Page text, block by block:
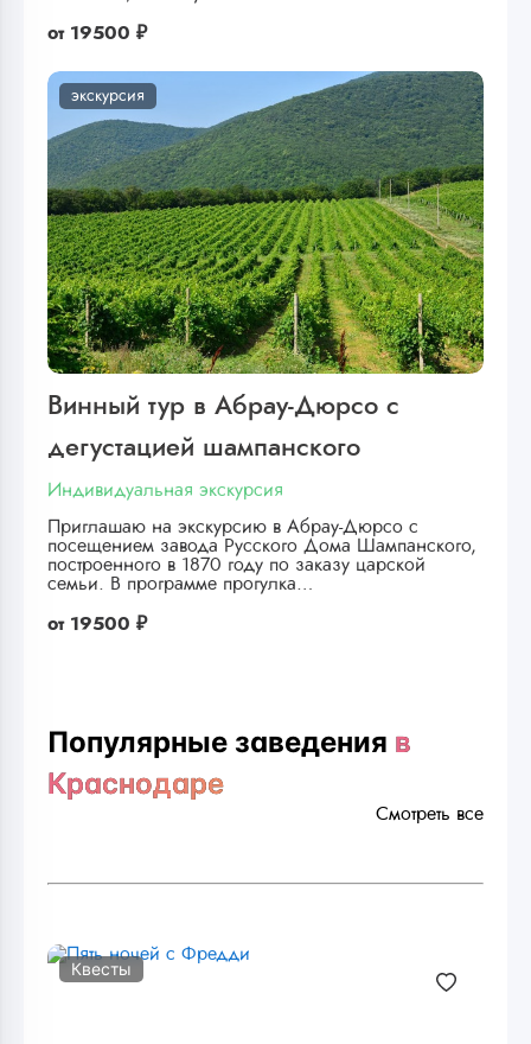
от 19500 ₽
экскурсия
Винный тур в Абрау-Дюрсо с
дегустацией шампанского
Индивидуальная экскурсия
Приглашаю на экскурсию в Абрау-Дюрсо с
посещением завода Русского Дома Шампанского,
построенного в 1870 году по заказу царской
семьи. В программе прогулка…
от 19500 ₽
Популярные заведения в
Краснодаре
Смотреть все
Квесты